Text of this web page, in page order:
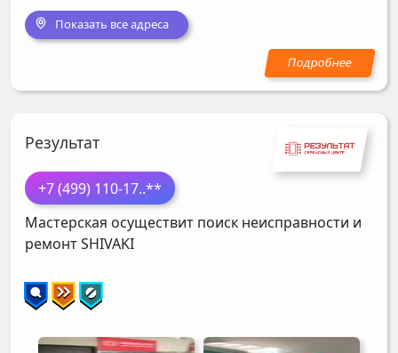
Показать все адреса
Результат
+7 (499) 110-17..**
Мастерская осуществит поиск неисправности и
ремонтSHIVAKI